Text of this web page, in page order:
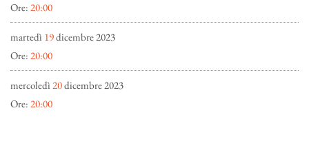
Ore: 20:00
martedì 19dicembre 2023
Ore: 20:00
mercoledì 20dicembre 2023
Ore: 20:00